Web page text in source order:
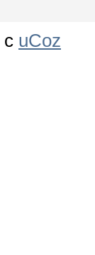
с uCoz